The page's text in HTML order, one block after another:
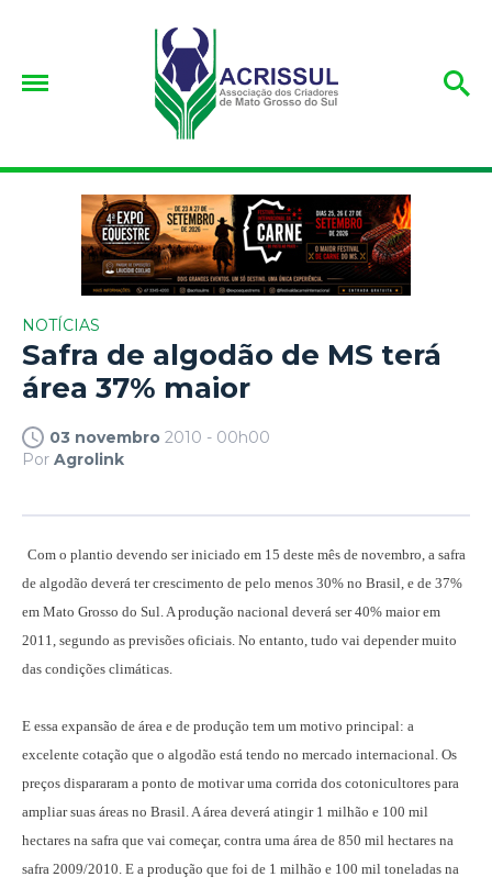
NOTÍCIAS
Safra de algodão de MS terá
área 37% maior
03 novembro 2010 - 00h00
Por Agrolink
Com o plantio devendo ser iniciado em 15 deste mês de novembro, a safra
de algodão deverá ter crescimento de pelo menos 30% no Brasil, e de 37%
em Mato Grosso do Sul. A produção nacional deverá ser 40% maior em
2011, segundo as previsões oficiais. No entanto, tudo vai depender muito
das condições climáticas.
E essa expansão de área e de produção tem um motivo principal: a
excelente cotação que o algodão está tendo no mercado internacional. Os
preços dispararam a ponto de motivar uma corrida dos cotonicultores para
ampliar suas áreas no Brasil. A área deverá atingir 1 milhão e 100 mil
hectares na safra que vai começar, contra uma área de 850 mil hectares na
safra 2009/2010. E a produção que foi de 1 milhão e 100 mil toneladas na